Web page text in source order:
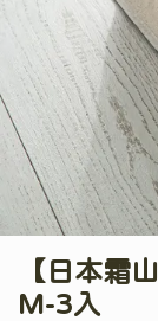
【日本霜
M-3入